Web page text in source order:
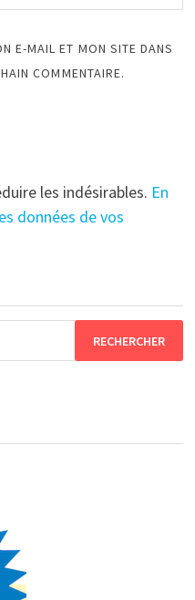
E-MAIL ET MON SITE DANS
COMMENTAIRE.
les indésirables. En
données de vos